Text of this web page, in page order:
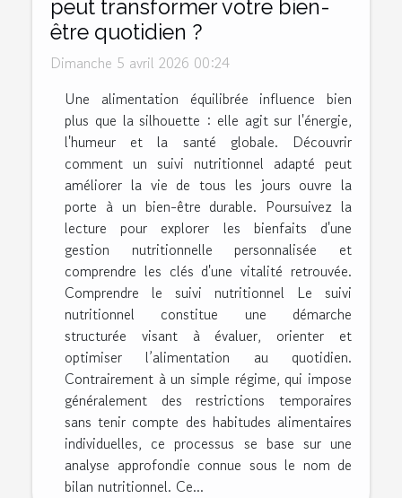
peut transformer votre bien-
être quotidien ?
Dimanche 5 avril 2026 00:24
Une alimentation équilibrée influence bien
plus que la silhouette : elle agit sur l'énergie,
l'humeur et la santé globale. Découvrir
comment un suivi nutritionnel adapté peut
améliorer la vie de tous les jours ouvre la
porte à un bien-être durable. Poursuivez la
lecture pour explorer les bienfaits d'une
gestion nutritionnelle personnalisée et
comprendre les clés d'une vitalité retrouvée.
Comprendre le suivi nutritionnel Le suivi
nutritionnel constitue une démarche
structurée visant à évaluer, orienter et
optimiser l’alimentation au quotidien.
Contrairement à un simple régime, qui impose
généralement des restrictions temporaires
sans tenir compte des habitudes alimentaires
individuelles, ce processus se base sur une
analyse approfondie connue sous le nom de
bilan nutritionnel. Ce...